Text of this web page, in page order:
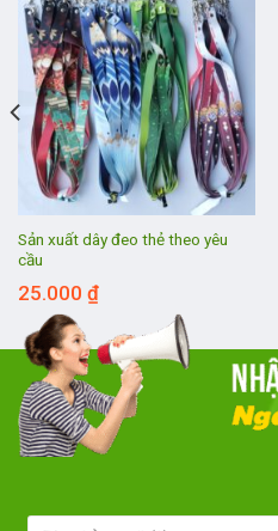
Sản xuất dây đeo thẻ theo yêu
cầu
25.000 ₫